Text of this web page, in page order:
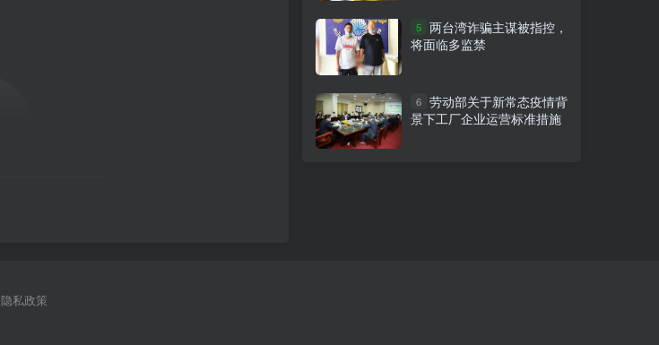
5 两台湾诈骗主谋被指控，
将面临多监禁
6 劳动部关于新常态疫情背
景下工厂企业运营标准措施
隐私政策